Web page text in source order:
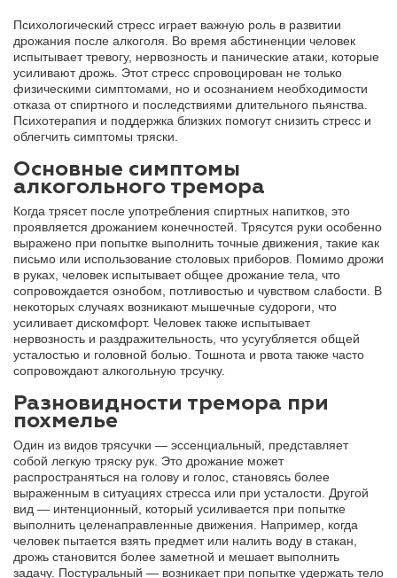
Психологический стресс играет важную роль в развитии
дрожания после алкоголя. Во время абстиненции человек
испытывает тревогу, нервозность и панические атаки, которые
усиливают дрожь. Этот стресс спровоцирован не только
физическими симптомами, но и осознанием необходимости
отказа от спиртного и последствиями длительного пьянства.
Психотерапия и поддержка близких помогут снизить стресс и
облегчить симптомы тряски.
Основные симптомы
алкогольного тремора
Когда трясет после употребления спиртных напитков, это
проявляется дрожанием конечностей. Трясутся руки особенно
выражено при попытке выполнить точные движения, такие как
письмо или использование столовых приборов. Помимо дрожи
в руках, человек испытывает общее дрожание тела, что
сопровождается ознобом, потливостью и чувством слабости. В
некоторых случаях возникают мышечные судороги, что
усиливает дискомфорт. Человек также испытывает
нервозность и раздражительность, что усугубляется общей
усталостью и головной болью. Тошнота и рвота также часто
сопровождают алкогольную трсучку.
Разновидности тремора при
похмелье
Один из видов трясучки — эссенциальный, представляет
собой легкую тряску рук. Это дрожание может
распространяться на голову и голос, становясь более
выраженным в ситуациях стресса или при усталости. Другой
вид — интенционный, который усиливается при попытке
выполнить целенаправленные движения. Например, когда
человек пытается взять предмет или налить воду в стакан,
дрожь становится более заметной и мешает выполнить
задачу. Постуральный — возникает при попытке удержать тело